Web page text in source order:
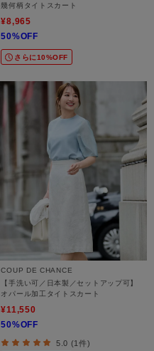
幾何柄タイトスカート
¥8,965
50%OFF
さらに10%OFF
COUP DE CHANCE
【手洗い可／日本製／セットアップ可】
オパール加工タイトスカート
¥11,550
50%OFF
5.0 (1件)